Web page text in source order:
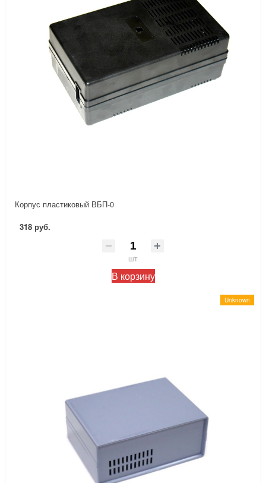
Корпус пластиковый ВБП-0
318 руб.
шт
В корзину
Unknown